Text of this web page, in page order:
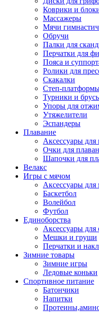
Коврики и
Массажеры
Мячи
Обручи
Палки для
Перчатки для
Пояса и
Ролики для
Скакалки
Степ-
Турники и
Упоры для
Утяжелители
Эспандеры
Плавание
Аксессуары для
Очки для
Шапочки для
Велакс
Игры с мячом
Аксессуары для
Баскетбол
Волейбол
Футбол
Единоборства
Аксессуары для
Мешки и груши
Перчатки и
Зимние товары
Зимние игры
Ледовые коньки
Спортивное питание
Батончики
Напитки